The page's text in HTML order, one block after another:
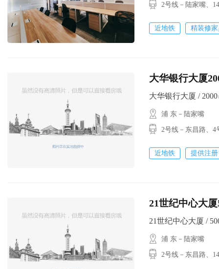
2号线－陆家嘴
近地铁 精装修
大华银行大厦
大华银行大厦 / 2000
浦 东－陆家嘴
2号线－东昌路、
近地铁 提供注册
21世纪中心大厦
21世纪中心大厦 /
浦 东－陆家嘴
2号线－东昌路、